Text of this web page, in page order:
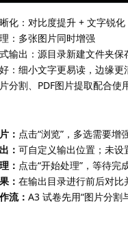
化：对比度提升 + 文字锐化
：多张图片同时增强
输出：源目录新建文件夹保
：细小文字更易读，边缘更
分割、PDF图片提取配合使
： 点击“浏览”，多选需要增
： 可自定义输出位置；未设
： 点击“开始处理”，等待完成
： 在输出目录进行前后对比
流： A3 试卷先用“图片分割